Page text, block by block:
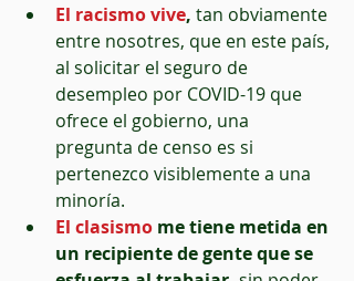
El racismo vive, tan obviamente
entre nosotres, que en este país,
al solicitar el seguro de
desempleo por COVID-19 que
ofrece el gobierno, una
pregunta de censo es si
pertenezco visiblemente a una
minoría.
El clasismo me tiene metida en
un recipiente de gente que se